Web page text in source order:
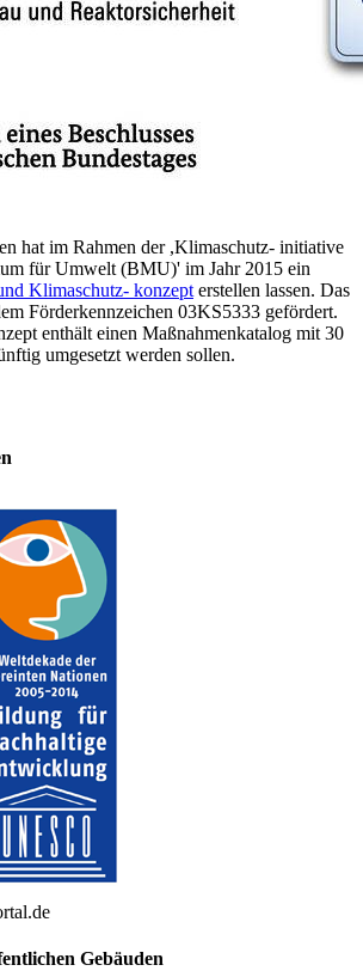
hat im Rahmen der ,Klimaschutz- initiative
für Umwelt (BMU)' im Jahr 2015 ein
Klimaschutz- konzept erstellen lassen. Das
Förderkennzeichen 03KS5333 gefördert.
enthält einen Maßnahmenkatalog mit 30
umgesetzt werden sollen.
Gebäuden